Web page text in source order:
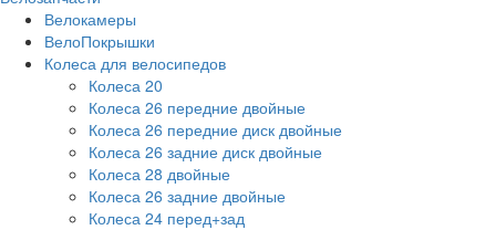
Велокамеры
ВелоПокрышки
Колеса для велосипедов
Колеса 20
Колеса 26 передние двойные
Колеса 26 передние диск двойные
Колеса 26 задние диск двойные
Колеса 28 двойные
Колеса 26 задние двойные
Колеса 24 перед+зад